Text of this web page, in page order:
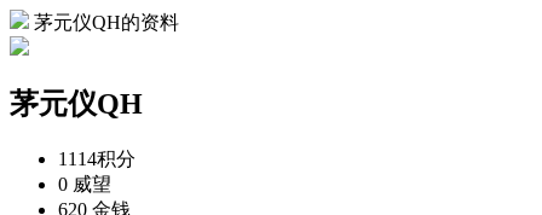
茅元仪QH的资料
茅元仪QH
1114积分
0 威望
620 金钱